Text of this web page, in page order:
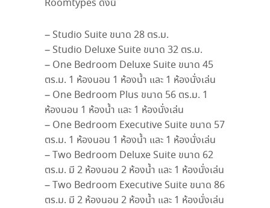
Roomtypes ดังนี้
– Studio Suite ขนาด 28 ตร.ม.
– Studio Deluxe Suite ขนาด 32 ตร.ม.
– One Bedroom Deluxe Suite ขนาด 45
ตร.ม. 1 ห้องนอน 1 ห้องน้ำ และ 1 ห้องนั่งเล่น
– One Bedroom Plus ขนาด 56 ตร.ม. 1
ห้องนอน 1 ห้องน้ำ และ 1 ห้องนั่งเล่น
– One Bedroom Executive Suite ขนาด 57
ตร.ม. 1 ห้องนอน 1 ห้องน้ำ และ 1 ห้องนั่งเล่น
– Two Bedroom Deluxe Suite ขนาด 62
ตร.ม. มี 2 ห้องนอน 2 ห้องน้ำ และ 1 ห้องนั่งเล่น
– Two Bedroom Executive Suite ขนาด 86
ตร.ม. มี 2 ห้องนอน 2 ห้องน้ำ และ 1 ห้องนั่งเล่น